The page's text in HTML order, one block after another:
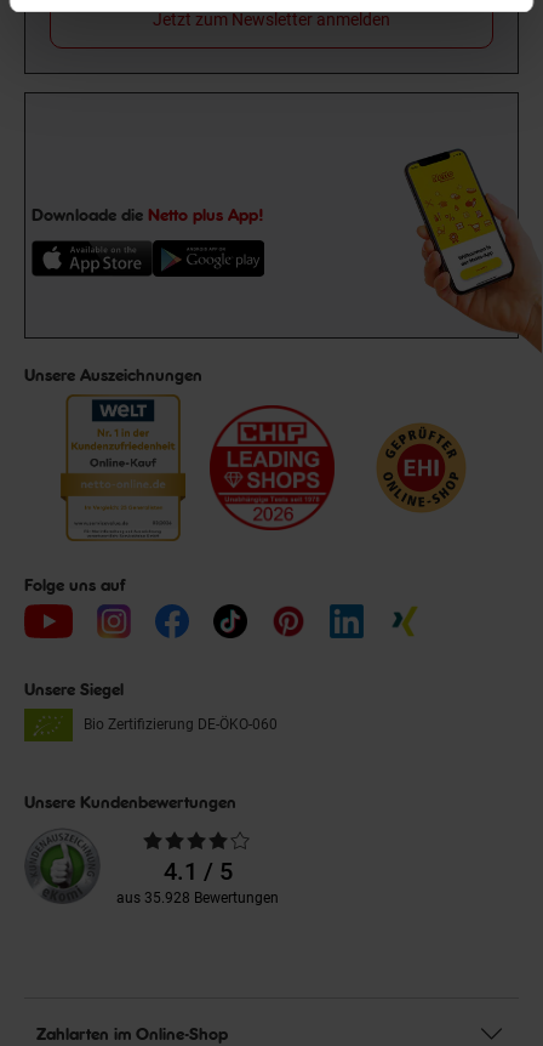
Jetzt zum Newsletter anmelden
Downloade die Netto plus App!
Unsere Auszeichnungen
Folge uns auf
Unsere Siegel
Bio Zertifizierung DE-ÖKO-060
Unsere Kundenbewertungen
Durchschnittliche
Bewertungen4.1 / 5
aus 35.928 Bewertungen
Zahlarten im Online-Shop